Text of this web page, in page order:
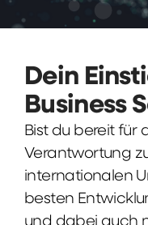
Dein
Business
Bist du bereit für
Verantwortung
internationalen
besten